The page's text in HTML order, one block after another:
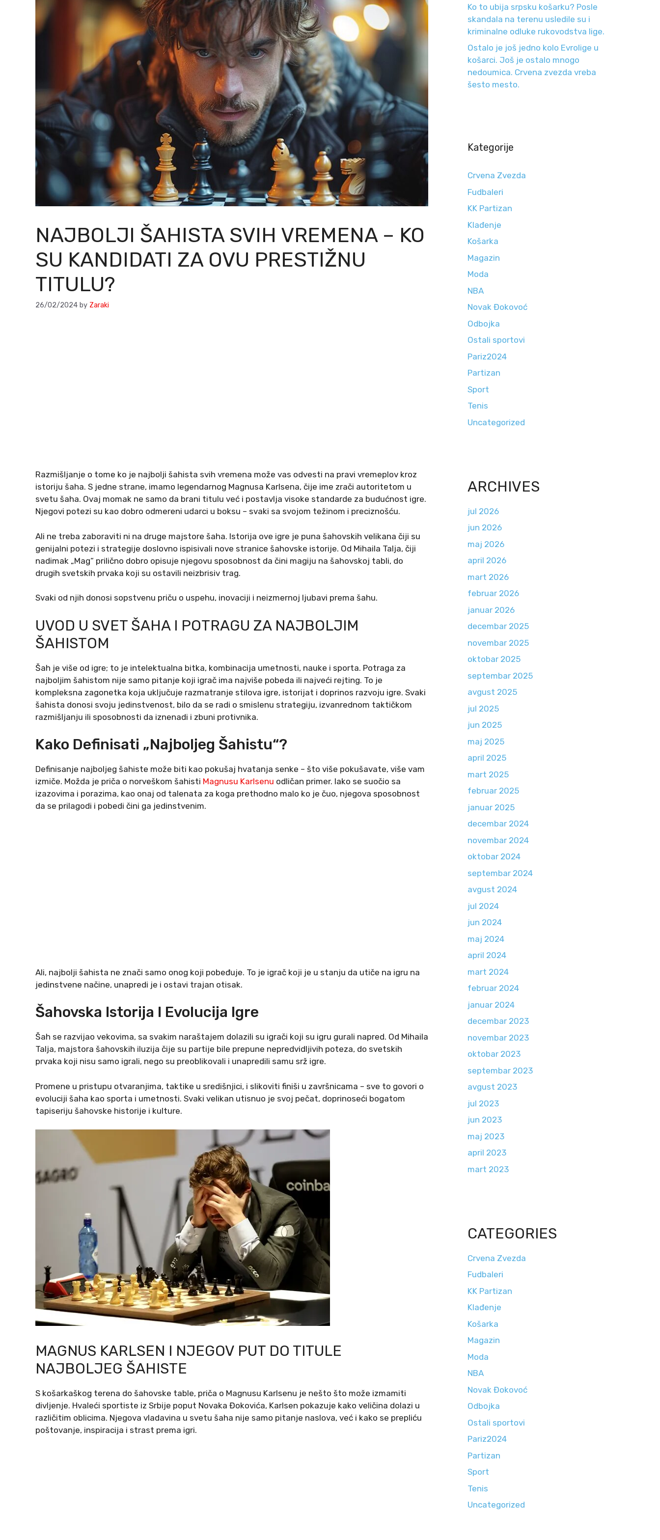
NAJBOLJI ŠAHISTA SVIH VREMENA – KO
SU KANDIDATI ZA OVU PRESTIŽNU
TITULU?
26/02/2024 by Zaraki
Razmišljanje o tome ko je najbolji šahista svih vremena može vas odvesti na pravi vremeplov kroz
istoriju šaha. S jedne strane, imamo legendarnog Magnusa Karlsena, čije ime zrači autoritetom u
svetu šaha. Ovaj momak ne samo da brani titulu već i postavlja visoke standarde za budućnost igre.
Njegovi potezi su kao dobro odmereni udarci u boksu – svaki sa svojom težinom i preciznošću.
Ali ne treba zaboraviti ni na druge majstore šaha. Istorija ove igre je puna šahovskih velikana čiji su
genijalni potezi i strategije doslovno ispisivali nove stranice šahovske istorije. Od Mihaila Talja, čiji
nadimak „Mag“ prilično dobro opisuje njegovu sposobnost da čini magiju na šahovskoj tabli, do
drugih svetskih prvaka koji su ostavili neizbrisiv trag.
Svaki od njih donosi sopstvenu priču o uspehu, inovaciji i neizmernoj ljubavi prema šahu.
UVOD U SVET ŠAHA I POTRAGU ZA NAJBOLJIM
ŠAHISTOM
Šah je više od igre; to je intelektualna bitka, kombinacija umetnosti, nauke i sporta. Potraga za
najboljim šahistom nije samo pitanje koji igrač ima najviše pobeda ili najveći rejting. To je
kompleksna zagonetka koja uključuje razmatranje stilova igre, istorijat i doprinos razvoju igre. Svaki
šahista donosi svoju jedinstvenost, bilo da se radi o smislenu strategiju, izvanrednom taktičkom
razmišljanju ili sposobnosti da iznenadi i zbuni protivnika.
Kako Definisati „najboljeg Šahistu“?
Definisanje najboljeg šahiste može biti kao pokušaj hvatanja senke – što više pokušavate, više vam
izmiče. Možda je priča o norveškom šahisti Magnusu Karlsenu odličan primer. Iako se suočio sa
izazovima i porazima, kao onaj od talenata za koga prethodno malo ko je čuo, njegova sposobnost
da se prilagodi i pobedi čini ga jedinstvenim.
Ali, najbolji šahista ne znači samo onog koji pobeđuje. To je igrač koji je u stanju da utiče na igru na
jedinstvene načine, unapredi je i ostavi trajan otisak.
Šahovska Istorija I Evolucija Igre
Šah se razvijao vekovima, sa svakim naraštajem dolazili su igrači koji su igru gurali napred. Od Mihaila
Talja, majstora šahovskih iluzija čije su partije bile prepune nepredvidljivih poteza, do svetskih
prvaka koji nisu samo igrali, nego su preoblikovali i unapredili samu srž igre.
Promene u pristupu otvaranjima, taktike u središnjici, i slikoviti finiši u završnicama – sve to govori o
evoluciji šaha kao sporta i umetnosti. Svaki velikan utisnuo je svoj pečat, doprinoseći bogatom
tapiseriju šahovske historije i kulture.
MAGNUS KARLSEN I NJEGOV PUT DO TITULE
NAJBOLJEG ŠAHISTE
S košarkaškog terena do šahovske table, priča o Magnusu Karlsenu je nešto što može izmamiti
divljenje. Hvaleći sportiste iz Srbije poput Novaka Đokovića, Karlsen pokazuje kako veličina dolazi u
različitim oblicima. Njegova vladavina u svetu šaha nije samo pitanje naslova, već i kako se prepliću
poštovanje, inspiracija i strast prema igri.
Ko to ubija srpsku košarku? Posle
skandala na terenu usledile su i
kriminalne odluke rukovodstva lige.
Ostalo je još jedno kolo Evrolige u
košarci. Još je ostalo mnogo
nedoumica. Crvena zvezda vreba
šesto mesto.
Kategorije
Crvena Zvezda
Fudbaleri
KK Partizan
Klađenje
Košarka
Magazin
Moda
NBA
Novak Đokovoć
Odbojka
Ostali sportovi
Pariz2024
Partizan
Sport
Tenis
Uncategorized
ARCHIVES
jul 2026
jun 2026
maj 2026
april 2026
mart 2026
februar 2026
januar 2026
decembar 2025
novembar 2025
oktobar 2025
septembar 2025
avgust 2025
jul 2025
jun 2025
maj 2025
april 2025
mart 2025
februar 2025
januar 2025
decembar 2024
novembar 2024
oktobar 2024
septembar 2024
avgust 2024
jul 2024
jun 2024
maj 2024
april 2024
mart 2024
februar 2024
januar 2024
decembar 2023
novembar 2023
oktobar 2023
septembar 2023
avgust 2023
jul 2023
jun 2023
maj 2023
april 2023
mart 2023
CATEGORIES
Crvena Zvezda
Fudbaleri
KK Partizan
Klađenje
Košarka
Magazin
Moda
NBA
Novak Đokovoć
Odbojka
Ostali sportovi
Pariz2024
Partizan
Sport
Tenis
Uncategorized